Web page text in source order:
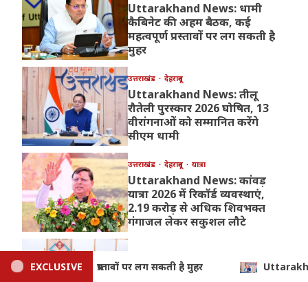
Uttarakhand News: धामी
कैबिनेट की अहम बैठक, कई
महत्वपूर्ण प्रस्तावों पर लग सकती है
मुहर
उत्तराखंड देहरादून
Uttarakhand News: तीलू
रौतेली पुरस्कार 2026 घोषित, 13
वीरांगनाओं को सम्मानित करेंगे
सीएम धामी
उत्तराखंड देहरादून यात्रा
Uttarakhand News: कांवड़
यात्रा 2026 में रिकॉर्ड व्यवस्थाएं,
2.19 करोड़ से अधिक शिवभक्त
गंगाजल लेकर सकुशल लौटे
Uttarakhand News: ड्रग्स पर
EXCLUSIVE
Uttarakhand News: तीलू रौतेली पुरस्कार 2026 घोषित, 13